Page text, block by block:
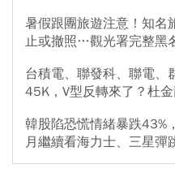
暑假跟團旅遊注意！知名
止或撤照…觀光署完整黑
台積電、聯發科、聯電
45K，V型反轉來了？杜
韓股陷恐慌情緒暴跌
月繼續看海力士、三星彈